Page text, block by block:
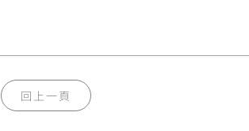
回上一頁